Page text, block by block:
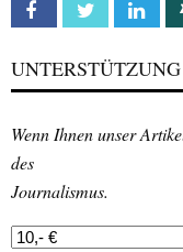
Facebook Twitter
UNTERSTÜTZUNG
Wenn Ihnen unser
des
Journalismus.